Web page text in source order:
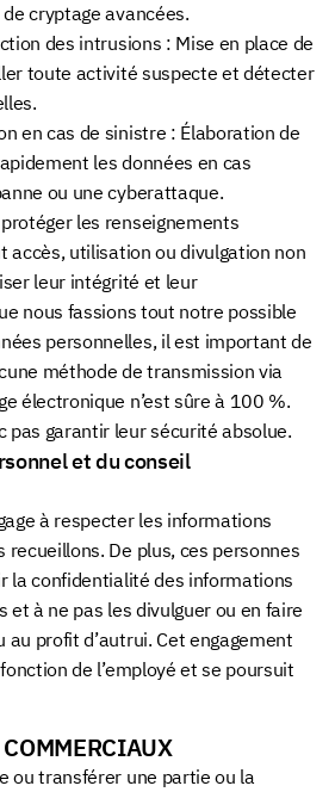
cryptage avancées.
des intrusions : Mise en place de
toute activité suspecte et détecter
en cas de sinistre : Élaboration de
les données en cas
ou une cyberattaque.
les renseignements
accès, utilisation ou divulgation non
leur intégrité et leur
nous fassions tout notre possible
personnelles, il est important de
méthode de transmission via
électronique n’est sûre à 100 %.
pas garantir leur sécurité absolue.
et du conseil
à respecter les informations
recueillons. De plus, ces personnes
la confidentialité des informations
et à ne pas les divulguer ou en faire
au profit d’autrui. Cet engagement
de l’employé et se poursuit
ou transférer une partie ou la